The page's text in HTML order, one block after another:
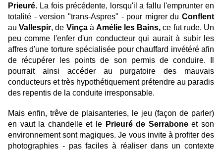
Prieuré. La fois précédente, lorsqu'il a fallu l'emprunter en
totalité - version "trans-Aspres" - pour migrer du Conflent
auVallespir, de Vinçaà Amélie les Bains, ce fut rude. Un
peu comme l'enfer d'un conducteur qui aurait à subir les
affres d'une torture spécialisée pour chauffard invétéré afin
de récupérer les points de son permis de conduire. Il
pourrait ainsi accéder au purgatoire des mauvais
conducteurs et très hypothétiquement prétendre au paradis
des repentis de la conduite irresponsable.
Mais enfin, trêve de plaisanteries, le jeu (façon de parler)
en vaut la chandelle et le Prieuré de Serraboneet son
environnement sont magiques. Je vous invite à profiter des
photographies - pas faciles à réaliser dans un contexte